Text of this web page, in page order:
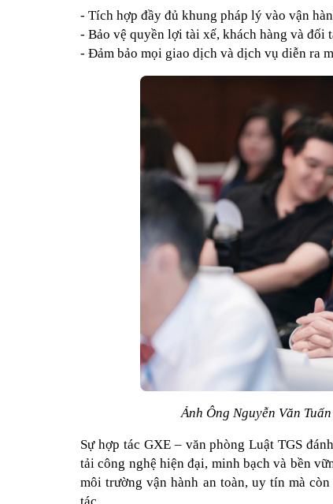
- Tích hợp đầy đủ khung pháp lý vào vận
- Bảo vệ quyền lợi tài xế, khách hàng và đối
- Đảm bảo mọi giao dịch và dịch vụ diễn ra
Ảnh Ông Nguyễn Văn
Sự hợp tác GXE – văn phòng Luật TGS
tải công nghệ hiện đại, minh bạch và bền
môi trường vận hành an toàn, uy tín mà